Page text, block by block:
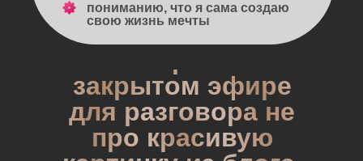
⁠пониманию, что я сама создаю
свою жизнь мечты
закрытом эфире
для разговора не
про красивую